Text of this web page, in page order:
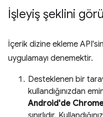
İşleyiş şeklini
İçerik dizine ekleme
uygulamayı denemektir.
Desteklenen bir
kullandığınızdan
Android'de